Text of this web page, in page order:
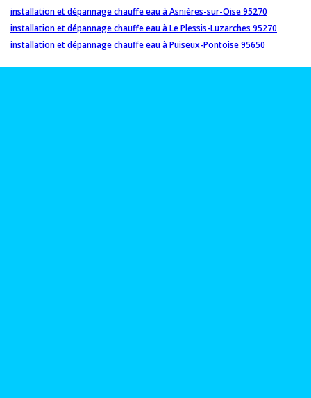
installation et dépannage chauffe eau à Asnières-sur-Oise 95270
installation et dépannage chauffe eau à Le Plessis-Luzarches 95270
installation et dépannage chauffe eau à Puiseux-Pontoise 95650